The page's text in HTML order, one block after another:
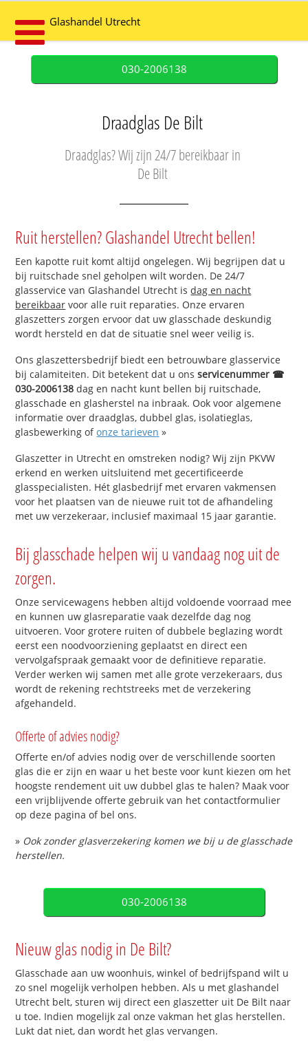
Glashandel Utrecht
030-2006138
Draadglas De Bilt
Draadglas? Wij zijn 24/7 bereikbaar in
De Bilt
Ruit herstellen? Glashandel Utrecht bellen!
Een kapotte ruit komt altijd ongelegen. Wij begrijpen dat u
bij ruitschade snel geholpen wilt worden. De 24/7
glasservice van Glashandel Utrecht isdag en nacht
bereikbaar voor alle ruit reparaties. Onze ervaren
glaszetters zorgen ervoor dat uw glasschade deskundig
wordt hersteld en dat de situatie snel weer veilig is.
Ons glaszettersbedrijf biedt een betrouwbare glasservice
bij calamiteiten. Dit betekent dat u onsservicenummer ☎
030-2006138 dag en nacht kunt bellen bij ruitschade,
glasschade en glasherstel na inbraak. Ook voor algemene
informatie over draadglas, dubbel glas, isolatieglas,
glasbewerking ofonze tarieven »
Glaszetter in Utrecht en omstreken nodig? Wij zijn PKVW
erkend en werken uitsluitend met gecertificeerde
glasspecialisten. Hét glasbedrijf met ervaren vakmensen
voor het plaatsen van de nieuwe ruit tot de afhandeling
met uw verzekeraar, inclusief maximaal 15 jaar garantie.
Bij glasschade helpen wij u vandaag nog uit de
zorgen.
Onze servicewagens hebben altijd voldoende voorraad mee
en kunnen uw glasreparatie vaak dezelfde dag nog
uitvoeren. Voor grotere ruiten of dubbele beglazing wordt
eerst een noodvoorziening geplaatst en direct een
vervolgafspraak gemaakt voor de definitieve reparatie.
Verder werken wij samen met alle grote verzekeraars, dus
wordt de rekening rechtstreeks met de verzekering
afgehandeld.
Offerte of advies nodig?
Offerte en/of advies nodig over de verschillende soorten
glas die er zijn en waar u het beste voor kunt kiezen om het
hoogste rendement uit uw dubbel glas te halen? Maak voor
een vrijblijvende offerte gebruik van het contactformulier
op deze pagina of bel ons.
» Ook zonder glasverzekering komen we bij u de glasschade
herstellen.
030-2006138
Nieuw glas nodig in De Bilt?
Glasschade aan uw woonhuis, winkel of bedrijfspand wilt u
zo snel mogelijk verholpen hebben. Als u met glashandel
Utrecht belt, sturen wij direct een glaszetter uit De Bilt naar
u toe. Indien mogelijk zal onze vakman het glas herstellen.
Lukt dat niet, dan wordt het glas vervangen.